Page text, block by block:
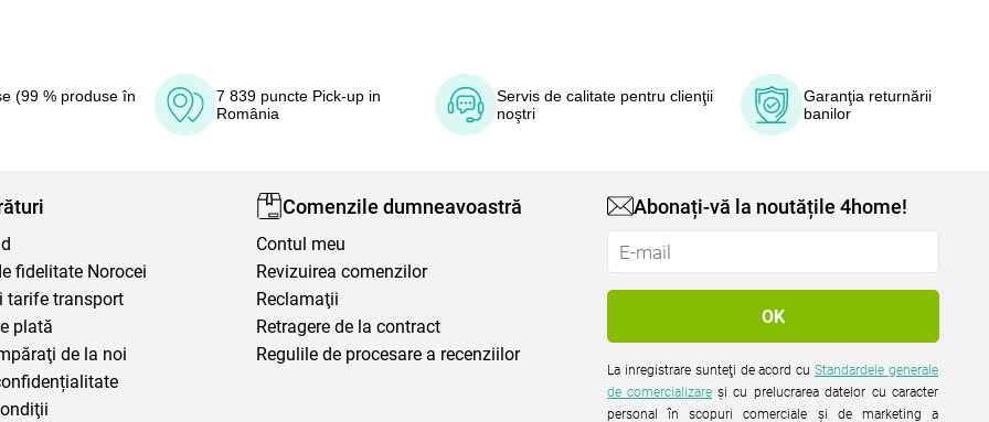
(99 % produse în
7 839 puncte Pick-up in
România
Servis de calitate pentru clienţii
noştri
Garanţia returnării
banilor
fidelitate Norocei
tarife transport
plată
de la noi
Comenzile dumneavoastră
Contul meu
Revizuirea comenzilor
Reclamaţii
Retragere de la contract
Regulile de procesare a recenziilor
Abonați-vă la noutățile 4home!
La inregistrare sunteţi de acord cuStandardele generale
de comercializare şi cu prelucrarea datelor cu caracter
personal în scopuri comerciale şi de marketing a